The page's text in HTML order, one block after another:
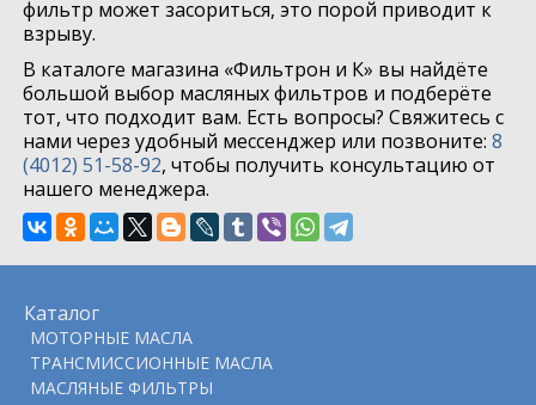
фильтр может засориться, это порой приводит к
взрыву.
В каталоге магазина «Фильтрон и К» вы найдёте
большой выбор масляных фильтров и подберёте
тот, что подходит вам. Есть вопросы? Свяжитесь с
нами через удобный мессенджер или позвоните:8
(4012) 51-58-92, чтобы получить консультацию от
нашего менеджера.
Каталог
МОТОРНЫЕ МАСЛА
ТРАНСМИССИОННЫЕ МАСЛА
МАСЛЯНЫЕ ФИЛЬТРЫ